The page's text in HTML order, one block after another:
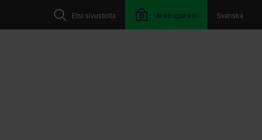
Svenska
Etsi sivustolta Verkkopankki